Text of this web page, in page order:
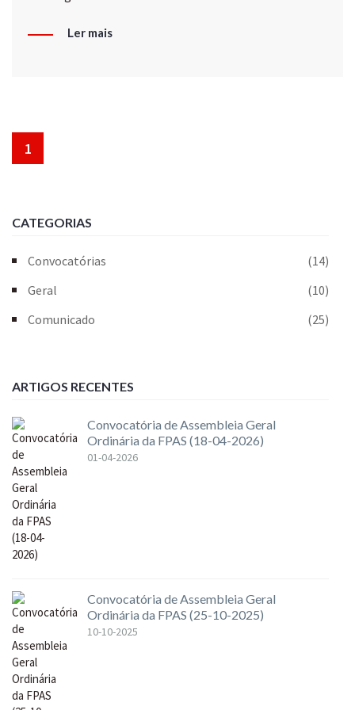
Ler mais
1
CATEGORIAS
Convocatórias
(14)
Geral
(10)
Comunicado
(25)
ARTIGOS RECENTES
Convocatória de Assembleia Geral
Ordinária da FPAS (18-04-2026)
01-04-2026
Convocatória de Assembleia Geral
Ordinária da FPAS (25-10-2025)
10-10-2025